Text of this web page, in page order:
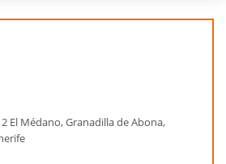
El Médano, Granadilla de Abona,